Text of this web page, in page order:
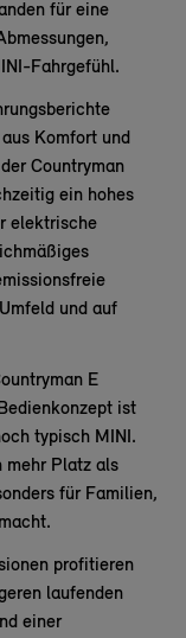
für eine
Fahrgefühl.
Komfort und
Countryman
ein hohes
elektrische
und auf
E
ist
typisch MINI.
mehr Platz als
für Familien,
profitieren
laufenden
einer